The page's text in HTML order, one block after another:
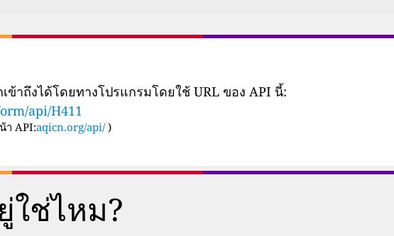
าถึงได้โดยทางโปรแกรมโดยใช้ URL ของ API นี้:
api/H411
า API:aqicn.org/api/ )
ใช่ไหม?